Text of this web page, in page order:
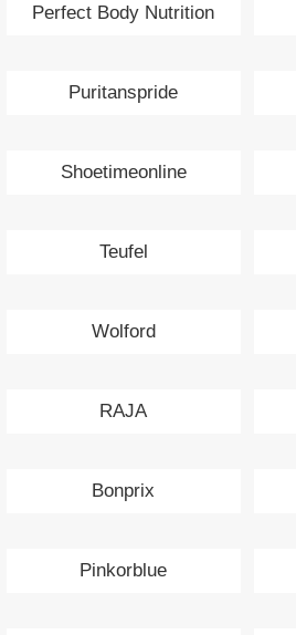
Perfect Body Nutrition
Puritanspride
Shoetimeonline
Teufel
Wolford
RAJA
Bonprix
Pinkorblue